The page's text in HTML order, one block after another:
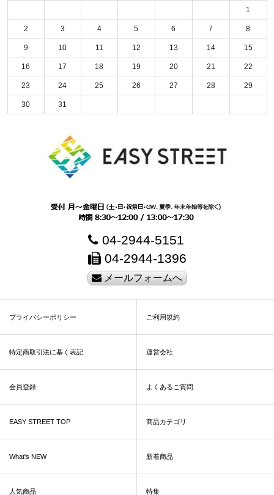
1
2 3 4 5 6 7 8
9 10 11 12 13 14 15
16 17 18 19 20 21 22
23 24 25 26 27 28 29
30 31
04-2944-5151
04-2944-1396
メールフォームへ
プライバシーポリシー ご利用規約
特定商取引法に基く表記 運営会社
会員登録 よくあるご質問
EASY STREET TOP 商品カテゴリ
What's NEW 新着商品
人気商品 特集